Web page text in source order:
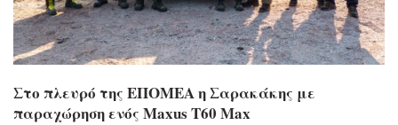
Στο πλευρό της ΕΠΟΜΕΑ η Σαρακάκης με
παραχώρηση ενός Maxus T60 Max